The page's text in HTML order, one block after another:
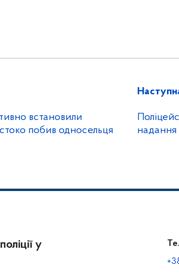
встановили
побив односельця
надання
у